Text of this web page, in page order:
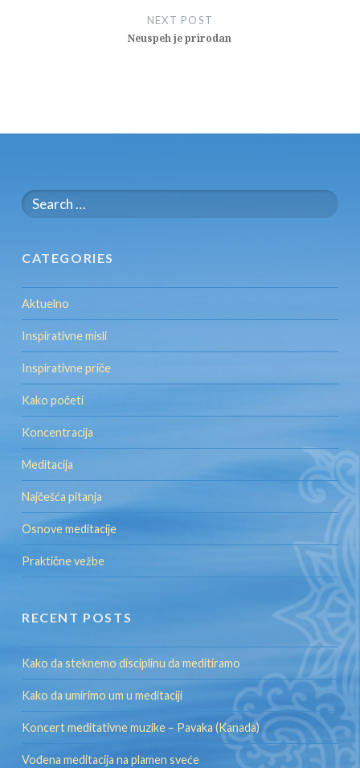
NEXT POST
Neuspeh je prirodan
Search
for:
CATEGORIES
Aktuelno
Inspirativne misli
Inspirativne priče
Kako početi
Koncentracija
Meditacija
Najčešća pitanja
Osnove meditacije
Praktične vežbe
RECENT POSTS
Kako da steknemo disciplinu da meditiramo
Kako da umirimo um u meditaciji
Koncert meditativne muzike – Pavaka (Kanada)
Vođena meditacija na plamen sveće